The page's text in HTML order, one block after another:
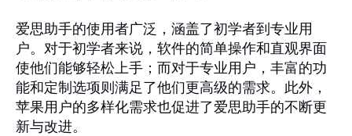
爱思助手的使用者广泛，涵盖了初学者到专业用
户。对于初学者来说，软件的简单操作和直观界面
使他们能够轻松上手；而对于专业用户，丰富的功
能和定制选项则满足了他们更高级的需求。此外，
苹果用户的多样化需求也促进了爱思助手的不断更
新与改进。